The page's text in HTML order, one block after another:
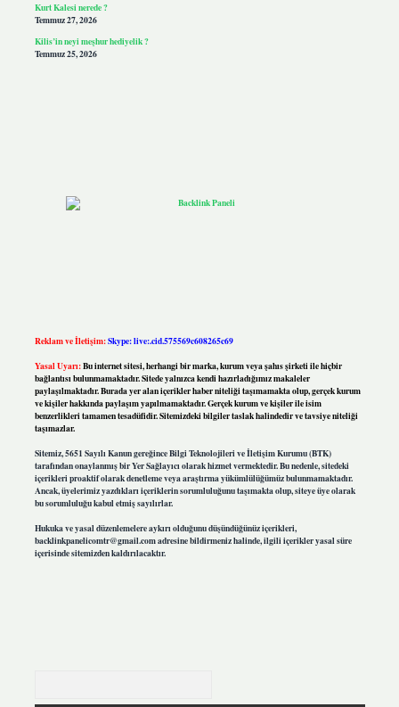
Kurt Kalesi nerede ?
Temmuz 27, 2026
Kilis’in neyi meşhur hediyelik ?
Temmuz 25, 2026
Reklam ve İletişim:Skype: live:.cid.575569c608265c69
Yasal Uyarı:Bu internet sitesi, herhangi bir marka, kurum veya şahıs şirketi ile hiçbir
bağlantısı bulunmamaktadır. Sitede yalnızca kendi hazırladığımız makaleler
paylaşılmaktadır. Burada yer alan içerikler haber niteliği taşımamakta olup, gerçek kurum
ve kişiler hakkında paylaşım yapılmamaktadır. Gerçek kurum ve kişiler ile isim
benzerlikleri tamamen tesadüfidir. Sitemizdeki bilgiler taslak halindedir ve tavsiye niteliği
taşımazlar.
Sitemiz, 5651 Sayılı Kanun gereğince Bilgi Teknolojileri ve İletişim Kurumu (BTK)
tarafından onaylanmış bir Yer Sağlayıcı olarak hizmet vermektedir. Bu nedenle, sitedeki
içerikleri proaktif olarak denetleme veya araştırma yükümlülüğümüz bulunmamaktadır.
Ancak, üyelerimiz yazdıkları içeriklerin sorumluluğunu taşımakta olup, siteye üye olarak
bu sorumluluğu kabul etmiş sayılırlar.
Hukuka ve yasal düzenlemelere aykırı olduğunu düşündüğünüz içerikleri,
backlinkpanelicomtr@gmail.comadresine bildirmeniz halinde, ilgili içerikler yasal süre
içerisinde sitemizden kaldırılacaktır.